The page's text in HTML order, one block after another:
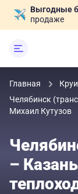
Выгодные
продаже
Главная
Челябинск
Михаил Кутузов
–